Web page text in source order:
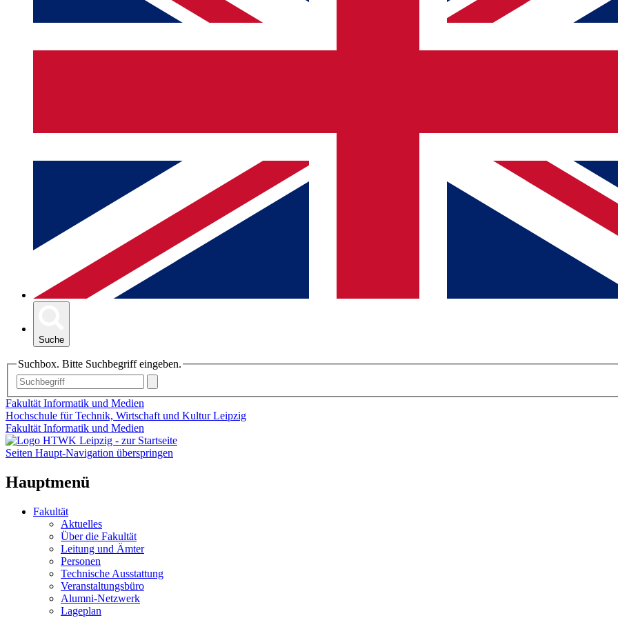
Suche
Suchbox. Bitte Suchbegriff eingeben.
Fakultät Informatik und Medien
Hochschule für Technik, Wirtschaft und Kultur Leipzig
Fakultät Informatik und Medien
Seiten Haupt-Navigation überspringen
Hauptmenü
Fakultät
Aktuelles
Über die Fakultät
Leitung und Ämter
Personen
Technische Ausstattung
Veranstaltungsbüro
Alumni-Netzwerk
Lageplan